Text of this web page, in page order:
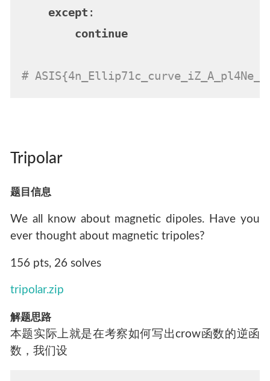
except :
continue
#
Tripolar
题目信息
We all know about magnetic dipoles. Have you
ever thought about magnetic tripoles?
156 pts, 26 solves
tripolar.zip
解题思路
本题实际上就是在考察如何写出crow函数的逆函
数，我们设